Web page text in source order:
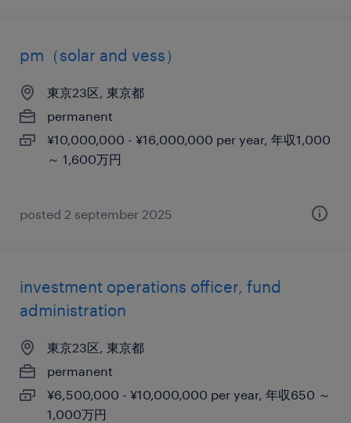
pm（solar and vess）
東京23区, 東京都
permanent
¥10,000,000 - ¥16,000,000 per year, 年収1,000
～ 1,600万円
posted 2 september 2025
investment operations officer, fund
administration
東京23区, 東京都
permanent
¥6,500,000 - ¥10,000,000 per year, 年収650 ～
1,000万円